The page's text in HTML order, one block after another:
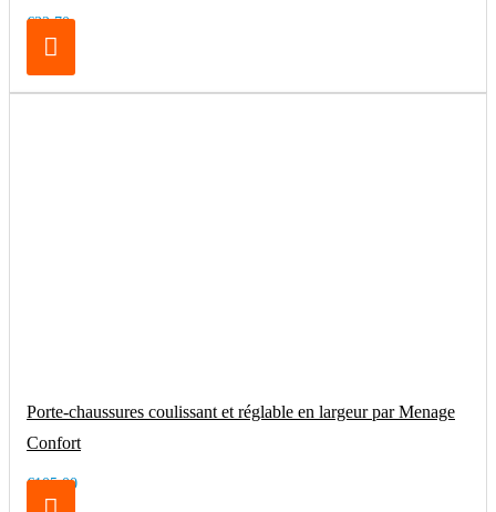
€32.70
Porte-chaussures coulissant et réglable en largeur par Menage
Confort
€105.00